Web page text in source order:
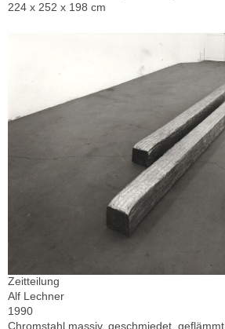
224 x 252 x 198 cm
Zeitteilung
Alf Lechner
1990
Chromstahl massiv, geschmiedet, geflämmt